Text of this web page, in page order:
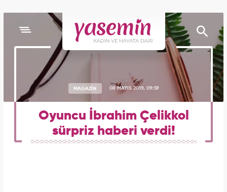
MAGAZİN 08 MAYIS 2019, 09:59
Oyuncu İbrahim Çelikkol
sürpriz haberi verdi!